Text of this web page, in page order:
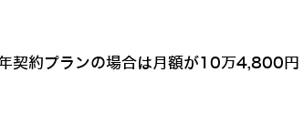
契約プランの場合は月額が10万4,800